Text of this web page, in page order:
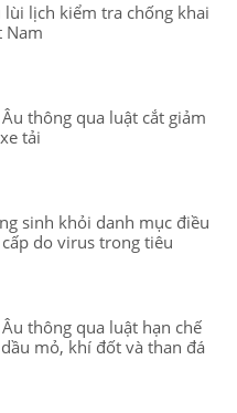
lùi lịch kiểm tra chống khai
Nam
thông qua luật cắt giảm
tải
sinh khỏi danh mục điều
do virus trong tiêu
thông qua luật hạn chế
mỏ, khí đốt và than đá